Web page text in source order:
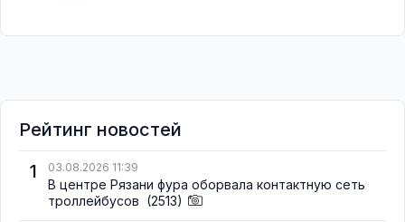
Рейтинг новостей
1
03.08.2026 11:39
В центре Рязани фура оборвала контактную сеть
троллейбусов (2513)